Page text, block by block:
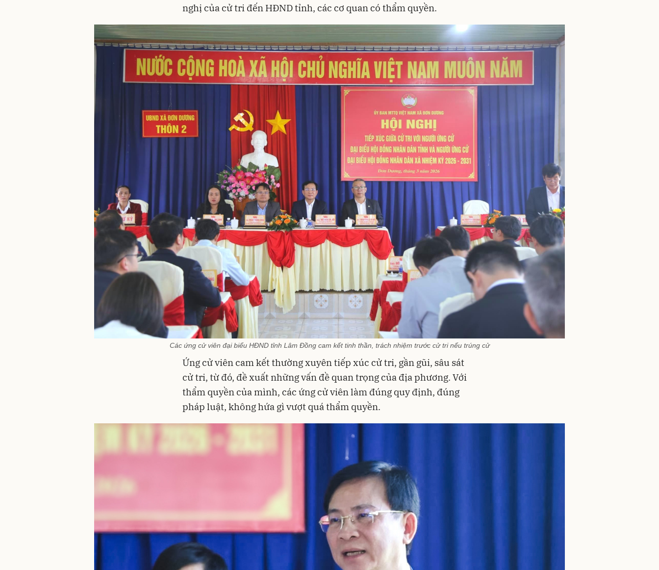
nghị của cử tri đến HĐND tỉnh, các cơ quan có thẩm quyền.
Các ứng cử viên đại biểu HĐND tỉnh Lâm Đồng cam kết tinh thần, trách nhiệm trước cử tri nếu trúng cử
Ứng cử viên cam kết thường xuyên tiếp xúc cử tri, gần gũi, sâu sát
cử tri, từ đó, đề xuất những vấn đề quan trọng của địa phương. Với
thẩm quyền của mình, các ứng cử viên làm đúng quy định, đúng
pháp luật, không hứa gì vượt quá thẩm quyền.